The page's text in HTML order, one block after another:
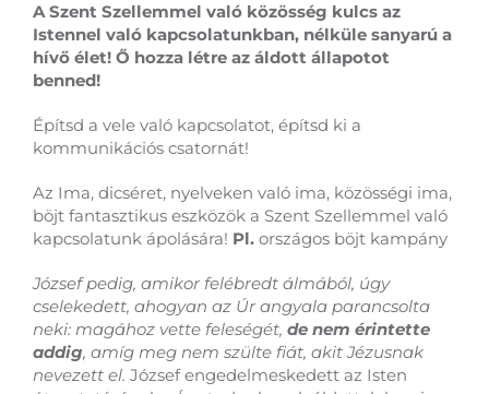
A Szent Szellemmel való közösség kulcs az
Istennel való kapcsolatunkban, nélküle sanyarú a
hívő élet! Ő hozza létre az áldott állapotot
benned!
Építsd a vele való kapcsolatot, építsd ki a
kommunikációs csatornát!
Az Ima, dicséret, nyelveken való ima, közösségi ima,
böjt fantasztikus eszközök a Szent Szellemmel való
kapcsolatunk ápolására! Pl. országos böjt kampány
József pedig, amikor felébredt álmából, úgy
cselekedett, ahogyan az Úr angyala parancsolta
neki: magához vette feleségét, de nem érintette
addig, amíg meg nem szülte fiát, akit Jézusnak
nevezett el. József engedelmeskedett az Isten